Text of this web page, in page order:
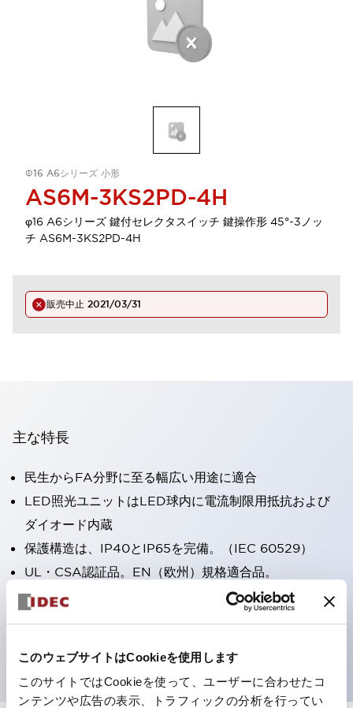
このウェブサイトはCookieを使用します
このサイトではCookieを使って、ユーザーに合わせたコ
ンテンツや広告の表示、トラフィックの分析を行ってい
Φ16 A6シリーズ 小形
AS6M-3KS2PD-4H
φ16 A6シリーズ 鍵付セレクタスイッチ 鍵操作形 45°-3ノッ
チ AS6M-3KS2PD-4H
販売中止 2021/03/31
主な特長
民生からFA分野に至る幅広い用途に適合
LED照光ユニットはLED球内に電流制限用抵抗および
ダイオード内蔵
保護構造は、IP40とIP65を完備。（IEC 60529）
UL・CSA認証品。EN（欧州）規格適合品。
CCC認証品（表示灯は除く）。